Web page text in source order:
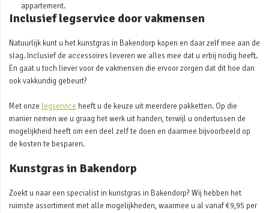
appartement.
Inclusief legservice door vakmensen
Natuurlijk kunt u het kunstgras in Bakendorp kopen en daar zelf mee aan de
slag. Inclusief de accessoires leveren we alles mee dat u erbij nodig heeft.
En gaat u toch liever voor de vakmensen die ervoor zorgen dat dit hoe dan
ook vakkundig gebeurt?
Met onze legservice heeft u de keuze uit meerdere pakketten. Op die
manier nemen we u graag het werk uit handen, terwijl u ondertussen de
mogelijkheid heeft om een deel zelf te doen en daarmee bijvoorbeeld op
de kosten te besparen.
Kunstgras in Bakendorp
Zoekt u naar een specialist in kunstgras in Bakendorp? Wij hebben het
ruimste assortiment met alle mogelijkheden, waarmee u al vanaf €9,95 per